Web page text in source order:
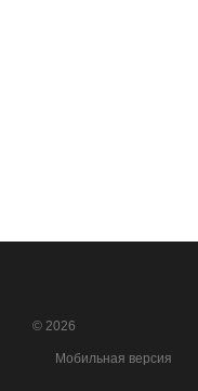
© 2026
Мобильная версия